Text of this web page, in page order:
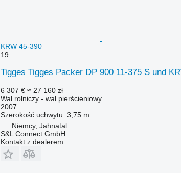
KRW 45-390
19
Tigges Tigges Packer DP 900 11-375 S und
6 307 € ≈ 27 160 zł
Wał rolniczy - wał pierścieniowy
2007
Szerokość uchwytu 3,75 m
Niemcy, Jahnatal
S&L Connect GmbH
Kontakt z dealerem